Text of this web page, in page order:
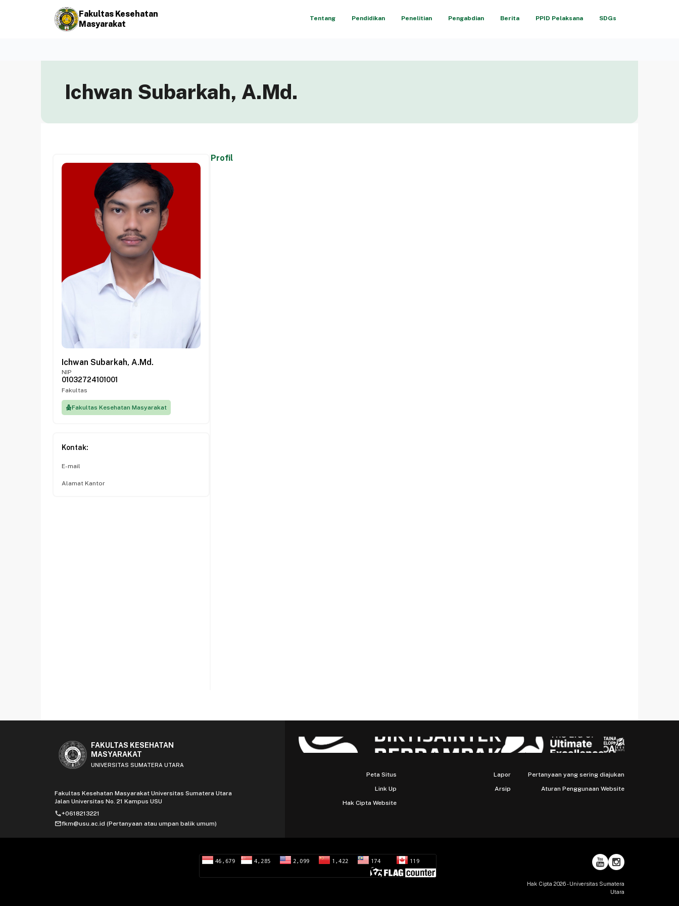
Fakultas Kesehatan
Masyarakat
Tentang Pendidikan Penelitian Pengabdian Berita PPID Pelaksana SDGs
Ichwan Subarkah, A.Md.
Ichwan Subarkah, A.Md.
NIP
01032724101001
Fakultas
Fakultas Kesehatan Masyarakat
Kontak:
E-mail
Alamat Kantor
Profil
FAKULTAS KESEHATAN
MASYARAKAT
UNIVERSITAS SUMATERA UTARA
Fakultas Kesehatan Masyarakat Universitas Sumatera Utara
Jalan Universitas No. 21 Kampus USU
phone+0618213221
mailfkm@usu.ac.id (Pertanyaan atau umpan balik umum)
Peta Situs Lapor
Pertanyaan yang sering diajukan
Link Up
Arsip
Aturan Penggunaan Website
Hak Cipta Website
Hak Cipta 2026 - Universitas Sumatera
Utara